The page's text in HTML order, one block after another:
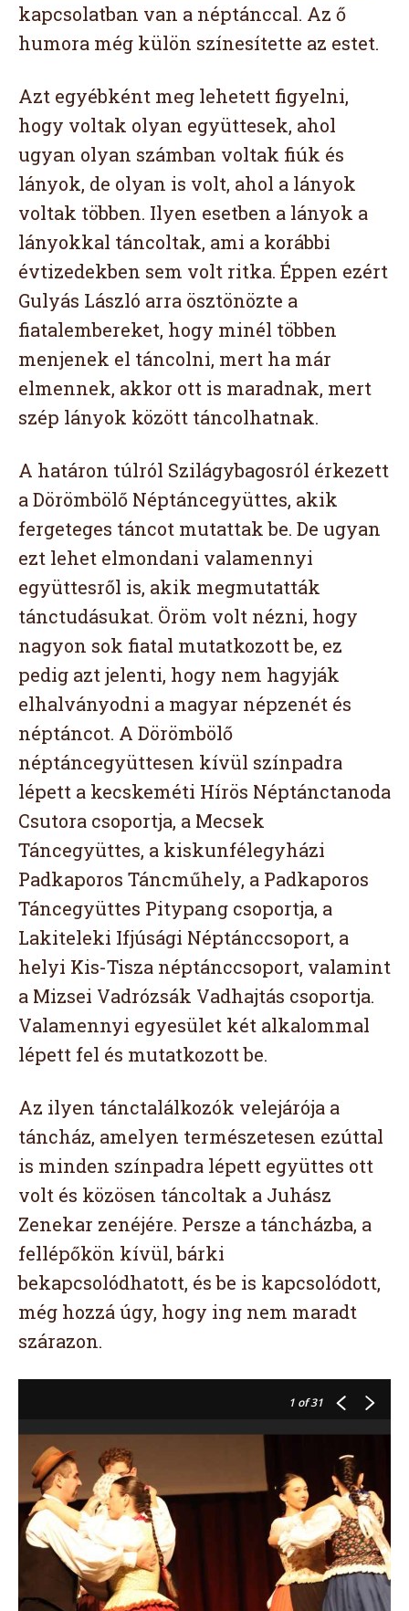
kapcsolatban van a néptánccal. Az ő
humora még külön színesítette az estet.
Azt egyébként meg lehetett figyelni,
hogy voltak olyan együttesek, ahol
ugyan olyan számban voltak fiúk és
lányok, de olyan is volt, ahol a lányok
voltak többen. Ilyen esetben a lányok a
lányokkal táncoltak, ami a korábbi
évtizedekben sem volt ritka. Éppen ezért
Gulyás László arra ösztönözte a
fiatalembereket, hogy minél többen
menjenek el táncolni, mert ha már
elmennek, akkor ott is maradnak, mert
szép lányok között táncolhatnak.
A határon túlról Szilágybagosról érkezett
a Dörömbölő Néptáncegyüttes, akik
fergeteges táncot mutattak be. De ugyan
ezt lehet elmondani valamennyi
együttesről is, akik megmutatták
tánctudásukat. Öröm volt nézni, hogy
nagyon sok fiatal mutatkozott be, ez
pedig azt jelenti, hogy nem hagyják
elhalványodni a magyar népzenét és
néptáncot. A Dörömbölő
néptáncegyüttesen kívül színpadra
lépett a kecskeméti Hírös Néptánctanoda
Csutora csoportja, a Mecsek
Táncegyüttes, a kiskunfélegyházi
Padkaporos Táncműhely, a Padkaporos
Táncegyüttes Pitypang csoportja, a
Lakiteleki Ifjúsági Néptánccsoport, a
helyi Kis-Tisza néptánccsoport, valamint
a Mizsei Vadrózsák Vadhajtás csoportja.
Valamennyi egyesület két alkalommal
lépett fel és mutatkozott be.
Az ilyen tánctalálkozók velejárója a
táncház, amelyen természetesen ezúttal
is minden színpadra lépett együttes ott
volt és közösen táncoltak a Juhász
Zenekar zenéjére. Persze a táncházba, a
fellépőkön kívül, bárki
bekapcsolódhatott, és be is kapcsolódott,
még hozzá úgy, hogy ing nem maradt
szárazon.
1 of 31